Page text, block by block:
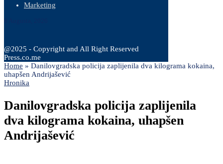
Marketing
@2025 - Copyright and All Right Reserved
Press.co.me
Home » Danilovgradska policija zaplijenila dva kilograma kokaina,
uhapšen Andrijašević
Hronika
Danilovgradska policija zaplijenila
dva kilograma kokaina, uhapšen
Andrijašević